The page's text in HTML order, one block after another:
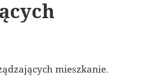
mieszkanie.